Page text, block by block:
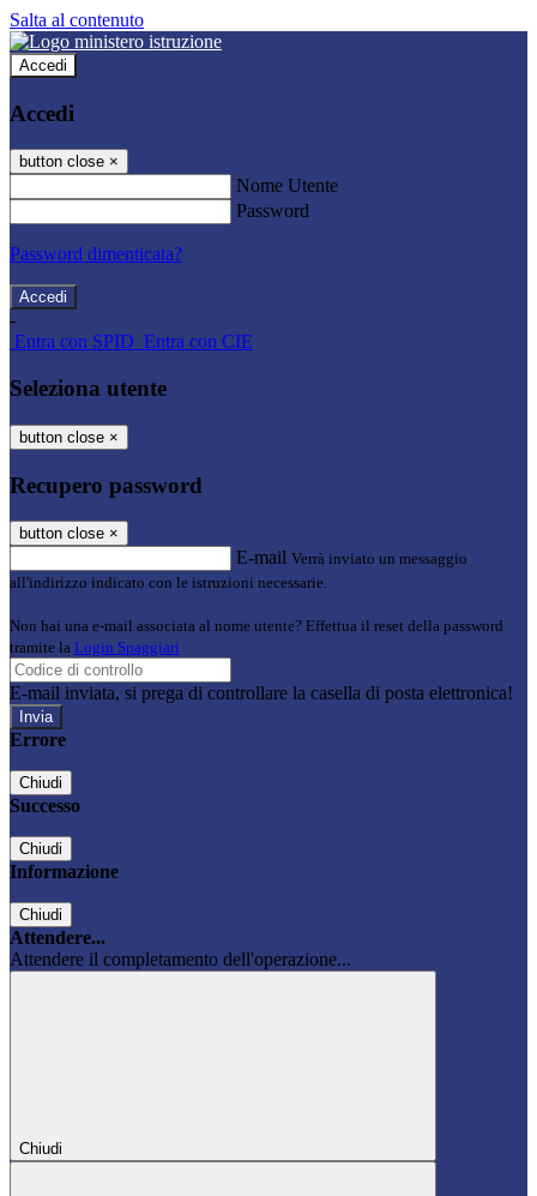
Salta al contenuto
Accedi
Accedi
button close ×
Nome Utente
Password
Password dimenticata?
-
Entra con SPID Entra con CIE
Seleziona utente
button close ×
Recupero password
button close ×
E-mail Verrà inviato un messaggio
all'indirizzo indicato con le istruzioni necessarie.
Non hai una e-mail associata al nome utente? Effettua il reset della password
tramite la Login Spaggiari
E-mail inviata, si prega di controllare la casella di posta elettronica!
Errore
Chiudi
Successo
Chiudi
Informazione
Chiudi
Attendere...
Attendere il completamento dell'operazione...
Chiudi